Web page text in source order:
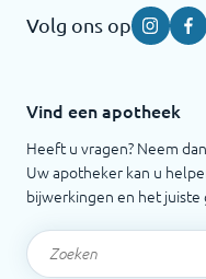
Volg ons op
Vind een apotheek
Heeft u vragen? Neem
Uw apotheker kan u
bijwerkingen en het juiste